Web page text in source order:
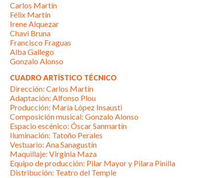
Carlos Martín
Félix Martín
Irene Alquezar
Chavi Bruna
Francisco Fraguas
Alba Gallego
Gonzalo Alonso
CUADRO ARTÍSTICO TÉCNICO
Dirección: Carlos Martín
Adaptación: Alfonso Plou
Producción: María López Insausti
Composición musical: Gonzalo Alonso
Espacio escénico: Óscar Sanmartín
Iluminación: Tatoño Perales
Vestuario: Ana Sanagustín
Maquillaje: Virginia Maza
Equipo de producción: Pilar Mayor y Pilara Pinilla
Distribución: Teatro del Temple